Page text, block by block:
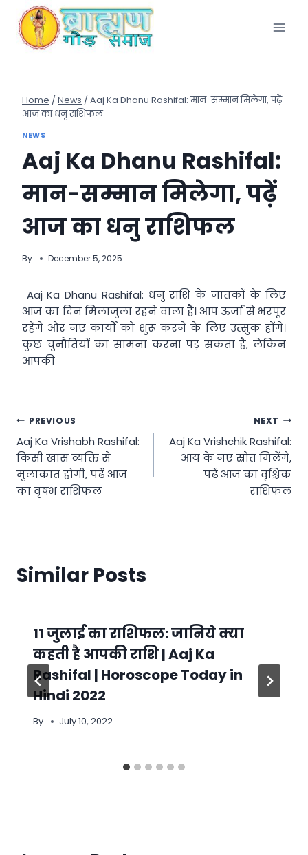
content
Home / News / Aaj Ka Dhanu Rashifal: मान-सम्मान मिलेगा, पढ़ें
आज का धनु राशिफल
NEWS
Aaj Ka Dhanu Rashifal:
मान-सम्मान मिलेगा, पढ़ें
आज का धनु राशिफल
By December 5, 2025
Aaj Ka Dhanu Rashifal: धनु राशि के जातकों के लिए
आज का दिन मिलाजुला रहने वाला है। आप ऊर्जा से भरपूर
रहेंगे और नए कार्यों को शुरू करने के लिए उत्सुक होंगे।
कुछ चुनौतियों का सामना करना पड़ सकता है, लेकिन
आपकी
Post
navigation
PREVIOUS
Aaj Ka Vrishabh Rashifal:
किसी खास व्यक्ति से
मुलाकात होगी, पढ़ें आज
का वृषभ राशिफल
NEXT
Aaj Ka Vrishchik Rashifal:
आय के नए स्रोत मिलेंगे,
पढ़ें आज का वृश्चिक
राशिफल
Similar Posts
11 जुलाई का राशिफल: जानिये क्या
कहती है आपकी राशि | Aaj Ka
Rashifal | Horoscope Today in
Hindi 2022
By July 10, 2022